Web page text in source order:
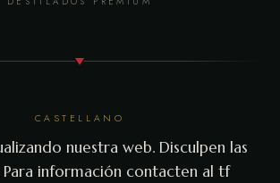
CASTELLANO
nuestra web. Disculpen las
Para información contacten al tf